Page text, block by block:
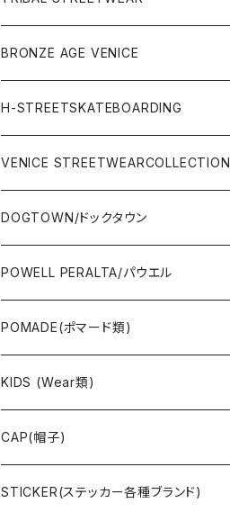
WEAR(サーフブランド衣類)
Rhythm(サーフアパレル)
Ripcurl(サーフブランド)
COMPLETE（完成品）
STREET
SURFSKATE
TRUCK(トラック)
WHEEL(ウィール)
OTHERS(スケボー小物/ステッカー類)
JAYADAMS/ジェイアダムス
小物類
SALE
BRONZE AGE VENICE
made in JAPAN
made in USA
H-STREETSKATEBOARDING
VENICE STREETWEARCOLLECTION
DOGTOWN/ドックタウン
WEAR(衣類)
Deck(スケートデッキ)
CAP/HAT(キャップ類)
OTHERS(ドックタウン小物)
POWELL PERALTA/パウエル
POMADE(ポマード類)
KIDS (Wear類)
CAP(帽子)
STICKER(ステッカー各種ブランド)